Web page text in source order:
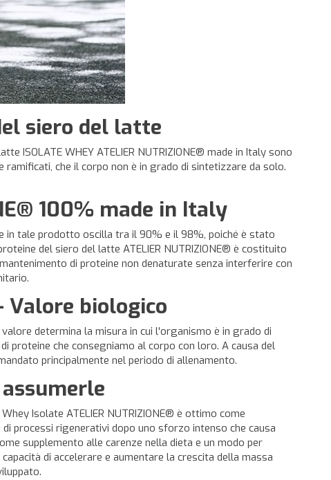
siero del latte
WHEY ATELIER NUTRIZIONE® made in Italy sono
ramificati, che il corpo non è in grado di sintetizzare da solo.
100% made in Italy
in tale prodotto oscilla tra il 90% e il 98%, poiché è stato
del siero del latte ATELIER NUTRIZIONE® è costituito
di proteine non denaturate senza interferire con
Valore biologico
determina la misura in cui l'organismo è in grado di
proteine che consegniamo al corpo con loro. A causa del
principalmente nel periodo di allenamento.
assumerle
Isolate ATELIER NUTRIZIONE® è ottimo come
processi rigenerativi dopo uno sforzo intenso che causa
supplemento alle carenze nella dieta e un modo per
di accelerare e aumentare la crescita della massa